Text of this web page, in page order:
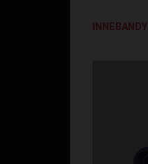
INNEBANDY